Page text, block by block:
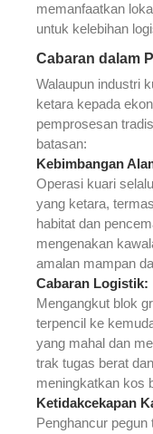
memanfaatkan
untuk kelebihan
Cabaran dalam
Walaupun industri
ketara kepada
pemprosesan
batasan:
Kebimbangan
Operasi kuari
yang ketara,
habitat dan
mengenakan
amalan mampan
Cabaran Logistik:
Mengangkut blok
terpencil ke
yang mahal dan
trak tugas berat
meningkatkan kos
Ketidakcekapan
Penghancur